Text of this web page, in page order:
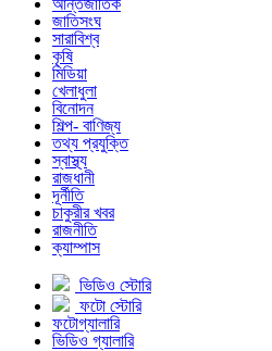
আর্ন্তজাতিক
জাতিসংঘ
সারাবিশ্ব
কৃষি
মিডিয়া
খেলাধুলা
বিনোদন
শিল্প- বাণিজ্য
তথ্য প্রযুক্তি
স্বাস্থ্য
রাজধানী
দূর্নীতি
চাকুরীর খবর
রাজনীতি
ক্যাম্পাস
ভিডিও স্টোরি
ফটো স্টোরি
ফটোগ্যালারি
ভিডিও গ্যালারি